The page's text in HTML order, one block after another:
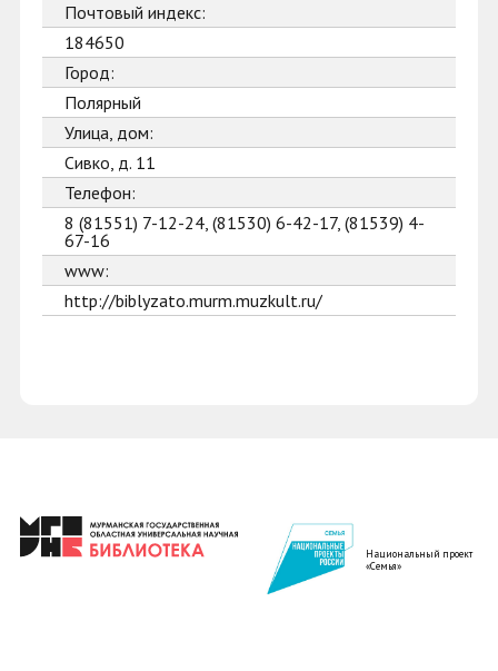
Почтовый индекс:
184650
Город:
Полярный
Улица, дом:
Сивко, д. 11
Телефон:
8 (81551) 7-12-24, (81530) 6-42-17, (81539) 4-
67-16
www:
http://biblyzato.murm.muzkult.ru/
Национальный проект
«Семья»